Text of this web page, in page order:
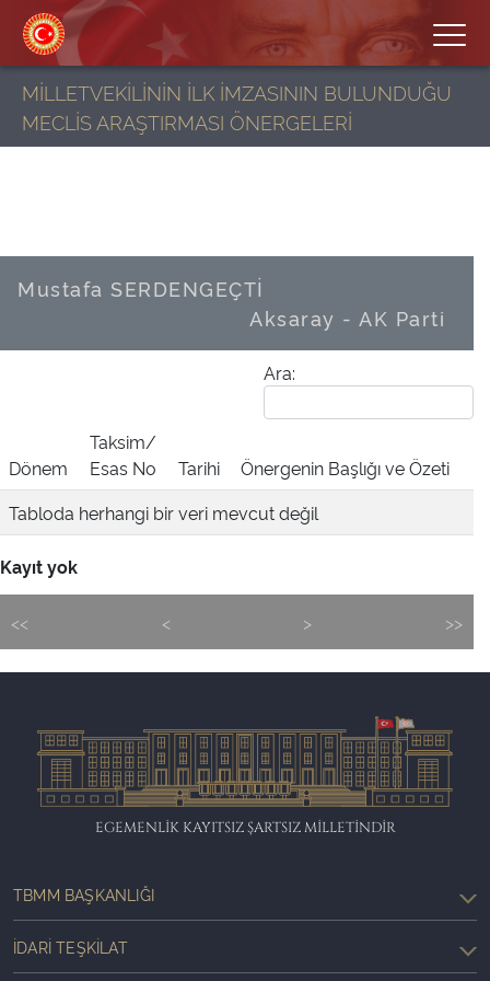
MİLLETVEKİLİNİN İLK İMZASININ BULUNDUĞU
MECLİS ARAŞTIRMASI ÖNERGELERİ
Mustafa SERDENGEÇTİ
Aksaray - AK Parti
Ara:
Dönem
Taksim/
Esas No
Tarihi
Önergenin Başlığı ve Özeti
Tabloda herhangi bir veri mevcut değil
Kayıt yok
<< < > >>
EGEMENLİK KAYITSIZ ŞARTSIZ MİLLETİNDİR
TBMM BAŞKANLIĞI
İDARI TEŞKILAT